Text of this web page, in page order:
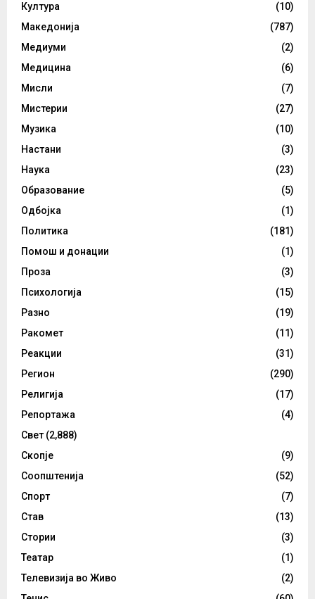
Култура
(10)
Македонија
(787)
Медиуми
(2)
Медицина
(6)
Мисли
(7)
Мистерии
(27)
Музика
(10)
Настани
(3)
Наука
(23)
Образование
(5)
Одбојка
(1)
Политика
(181)
Помош и донации
(1)
Проза
(3)
Психологија
(15)
Разно
(19)
Ракомет
(11)
Реакции
(31)
Регион
(290)
Религија
(17)
Репортажа
(4)
Свет (2,888)
Скопје
(9)
Соопштенија
(52)
Спорт
(7)
Став
(13)
Стории
(3)
Театар
(1)
Телевизија во Живо
(2)